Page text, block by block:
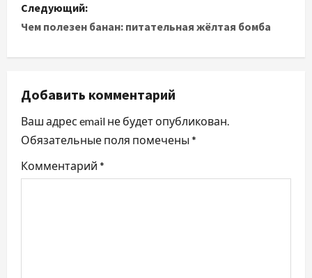
и
г
ц
и
я
Следующий:
Чем полезен банан: питательная жёлтая бомба
Добавить комментарий
Ваш адрес email не будет опубликован.
Обязательные поля помечены *
Комментарий *